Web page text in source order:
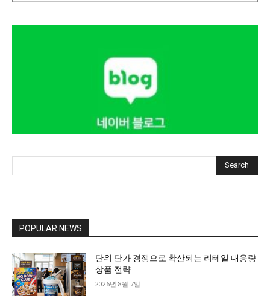
Search
POPULAR NEWS
단위 단가 경쟁으로 확산되는 리테일 대용량
상품 전략
2026년 8월 7일